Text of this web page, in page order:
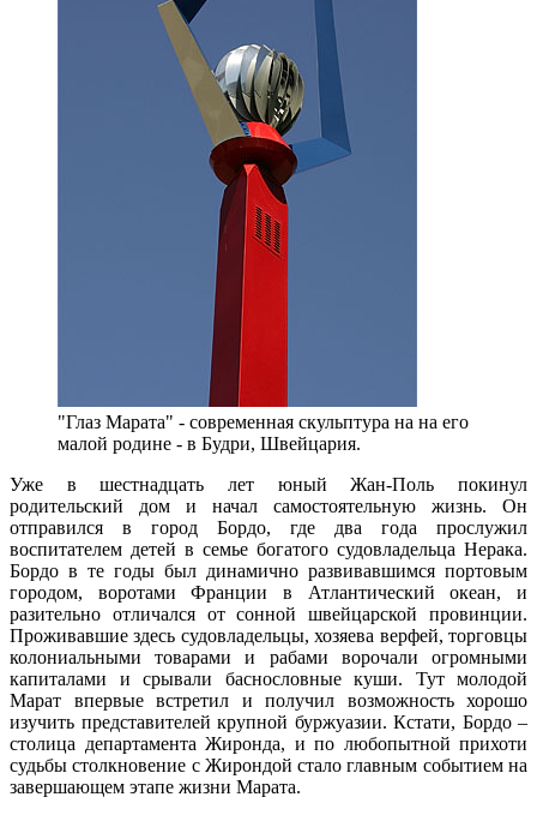
"Глаз Марата" - современная скульптура на на его
малой родине - в Будри, Швейцария.
Уже в шестнадцать лет юный Жан-Поль покинул
родительский дом и начал самостоятельную жизнь. Он
отправился в город Бордо, где два года прослужил
воспитателем детей в семье богатого судовладельца Нерака.
Бордо в те годы был динамично развивавшимся портовым
городом, воротами Франции в Атлантический океан, и
разительно отличался от сонной швейцарской провинции.
Проживавшие здесь судовладельцы, хозяева верфей, торговцы
колониальными товарами и рабами ворочали огромными
капиталами и срывали баснословные куши. Тут молодой
Марат впервые встретил и получил возможность хорошо
изучить представителей крупной буржуазии. Кстати, Бордо –
столица департамента Жиронда, и по любопытной прихоти
судьбы столкновение с Жирондой стало главным событием на
завершающем этапе жизни Марата.